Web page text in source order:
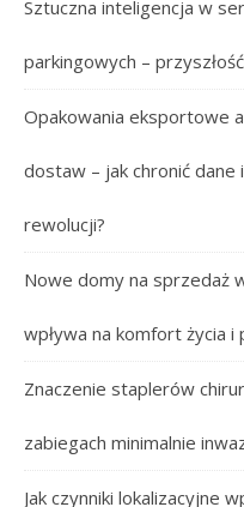
Sztuczna inteligencja w
parkingowych –
Opakowania eksportowe
dostaw – jak chronić
rewolucji?
Nowe domy na sprzedaż
wpływa na komfort życia
Znaczenie staplerów
zabiegach minimalnie
Jak czynniki lokalizacyjne